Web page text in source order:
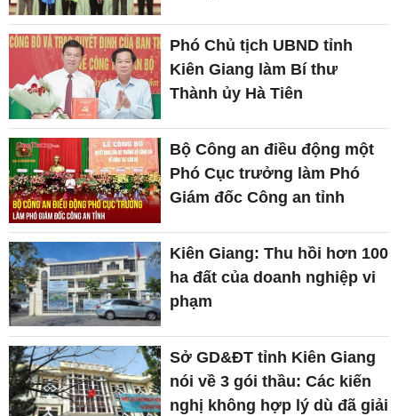
Phó Chủ tịch UBND tỉnh
Kiên Giang làm Bí thư
Thành ủy Hà Tiên
Bộ Công an điều động một
Phó Cục trưởng làm Phó
Giám đốc Công an tỉnh
Kiên Giang: Thu hồi hơn 100
ha đất của doanh nghiệp vi
phạm
Sở GD&ĐT tỉnh Kiên Giang
nói về 3 gói thầu: Các kiến
nghị không hợp lý dù đã giải